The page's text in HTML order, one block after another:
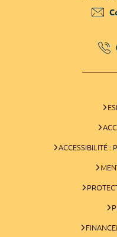
ACCESSIBILITÉ :